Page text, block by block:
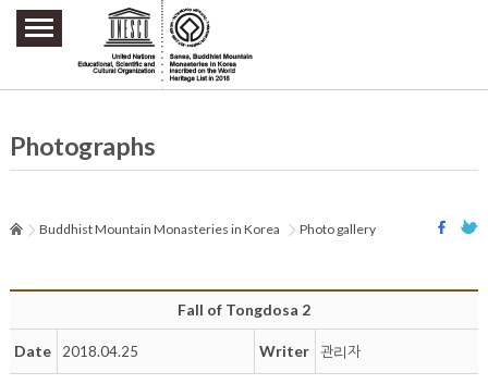
주요메뉴 바로가기
본문 바로가기
하단메뉴 바로가기
Photographs
Buddhist Mountain Monasteries in Korea Photo gallery
Fall of Tongdosa 2
Date 2018.04.25 Writer 관리자